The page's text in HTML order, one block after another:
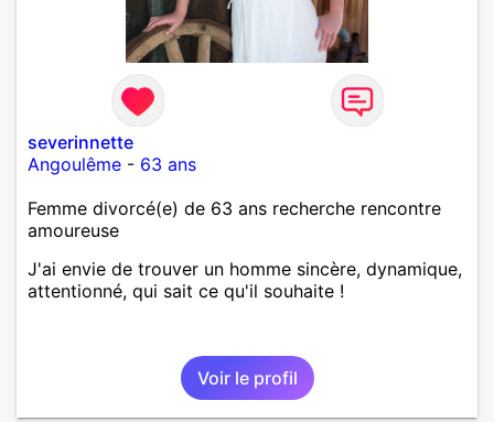
severinnette
Angoulême - 63 ans
Femme divorcé(e) de 63 ans recherche rencontre
amoureuse
J'ai envie de trouver un homme sincère, dynamique,
attentionné, qui sait ce qu'il souhaite !
Voir le profil